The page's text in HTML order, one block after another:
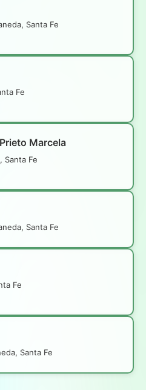
Santa Fe
Fe
Marcela
Santa Fe
Santa Fe
Fe
Santa Fe